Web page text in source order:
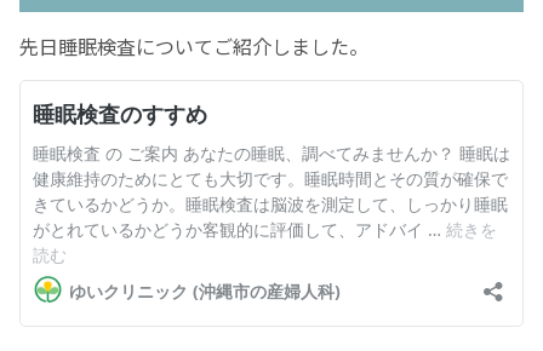
先日睡眠検査についてご紹介しました。
その他の診療内容
‘さんルーム’ でさまざまな講座・クラス
遠方にお住まいで当院での出産を希望される方へ